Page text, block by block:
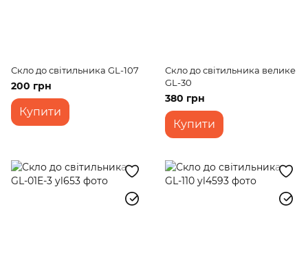
Скло до світильника GL-107
200 грн
Купити
Скло до світильника велике
GL-30
380 грн
Купити